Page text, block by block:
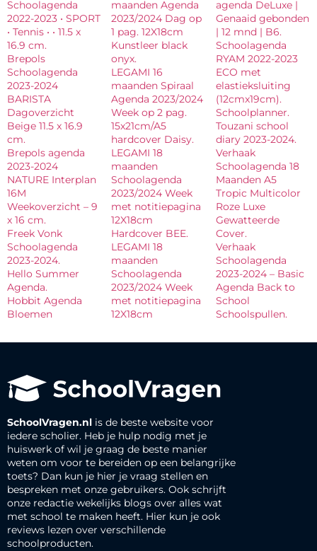
Schoolagenda
2022-2023 • SPORT
• Tennis • • 11.5 x
16.9 cm.
Brepols
Schoolagenda
2023-2024
BARISTA
Dagoverzicht
Beige 11.5 x 16.9
cm.
Brepols agenda
2023-2024
NATURE Interplan
16M
Weekoverzicht – 9
x 16 cm.
Freek Vonk
Schoolagenda
2023-2024.
Hello Summer
Agenda.
Hobbit Agenda
Bloemen
maanden Agenda
2023/2024 Dag op
1 pag. 12X18cm
Kunstleer black
onyx.
LEGAMI 16
maanden Spiraal
Agenda 2023/2024
Week op 2 pag.
15x21cm/A5
hardcover Daisy.
LEGAMI 18
maanden
Schoolagenda
2023/2024 Week
met notitiepagina
12X18cm
Hardcover BEE.
LEGAMI 18
maanden
Schoolagenda
2023/2024 Week
met notitiepagina
12X18cm
agenda DeLuxe |
Genaaid gebonden
| 12 mnd | B6.
Schoolagenda
RYAM 2022-2023
ECO met
elastieksluiting
(12cmx19cm).
Schoolplanner.
Touzani school
diary 2023-2024.
Verhaak
Schoolagenda 18
Maanden A5
Tropic Multicolor
Roze Luxe
Gewatteerde
Cover.
Verhaak
Schoolagenda
2023-2024 – Basic
Agenda Back to
School
Schoolspullen.
SchoolVragen.nl is de beste website voor
iedere scholier. Heb je hulp nodig met je
huiswerk of wil je graag de beste manier
weten om voor te bereiden op een belangrijke
toets? Dan kun je hier je vraag stellen en
bespreken met onze gebruikers. Ook schrijft
onze redactie wekelijks blogs over alles wat
met school te maken heeft. Hier kun je ook
reviews lezen over verschillende
schoolproducten.